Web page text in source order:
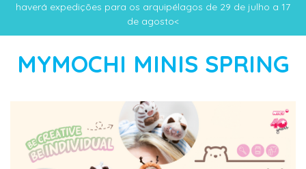
haverá expedições para os arquipélagos de 29 de julho a 17
de agosto<
MYMOCHI MINIS SPRING